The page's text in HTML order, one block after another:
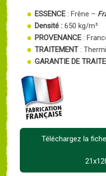
ESSENCE : Frêne –
Densité : 650 kg/m³
PROVENANCE :
TRAITEMENT:
GARANTIE DE
Téléchargez la